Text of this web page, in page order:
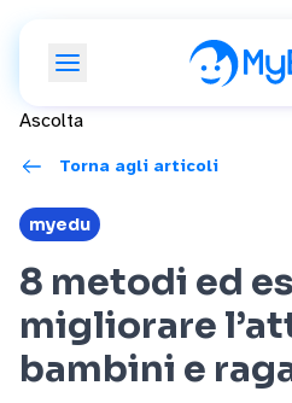
Ascolta
Torna agli articoli
myedu
8 metodi ed
migliorare
bambini e